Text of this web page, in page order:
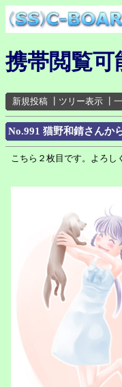
携帯閲覧可
新規投稿 ツリー表示
No.991 猫野和錆さんか
こちら２枚目です。よろし